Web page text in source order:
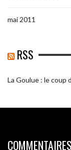
mai 2011
RSS
La Goulue : le coup
COMMENTAIRES